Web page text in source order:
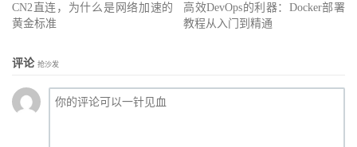
CN2直连，为什么是网络加速的
黄金标准
高效DevOps的利器：Docker部署
教程从入门到精通
评论 抢沙发